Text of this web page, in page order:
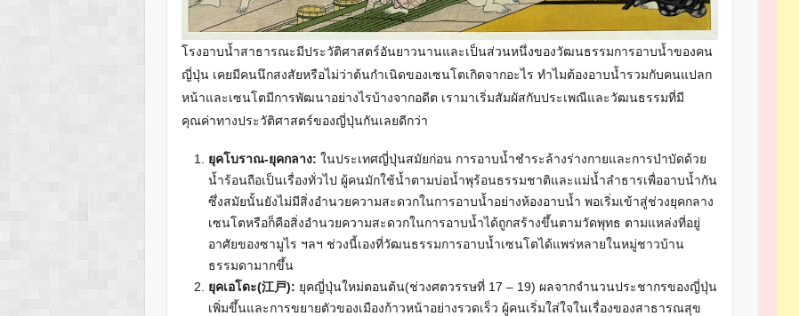
โรงอาบน้ำสาธารณะมีประวัติศาสตร์อันยาวนานและเป็นส่วนหนึ่งของวัฒนธรรมการอาบน้ำของคน
ญี่ปุ่น เคยมีคนนึกสงสัยหรือไม่ว่าต้นกำเนิดของเซนโตเกิดจากอะไร ทำไมต้องอาบน้ำรวมกับคนแปลก
หน้าและเซนโตมีการพัฒนาอย่างไรบ้างจากอดีต เรามาเริ่มสัมผัสกับประเพณีและวัฒนธรรมที่มี
คุณค่าทางประวัติศาสตร์ของญี่ปุ่นกันเลยดีกว่า
ยุคโบราณ-ยุคกลาง: ในประเทศญี่ปุ่นสมัยก่อน การอาบน้ำชำระล้างร่างกายและการบำบัดด้วย
น้ำร้อนถือเป็นเรื่องทั่วไป ผู้คนมักใช้น้ำตามบ่อน้ำพุร้อนธรรมชาติและแม่น้ำลำธารเพื่ออาบน้ำกัน
ซึ่งสมัยนั้นยังไม่มีสิ่งอำนวยความสะดวกในการอาบน้ำอย่างห้องอาบน้ำ พอเริ่มเข้าสู่ช่วงยุคกลาง
เซนโตหรือก็คือสิ่งอำนวยความสะดวกในการอาบน้ำได้ถูกสร้างขึ้นตามวัดพุทธ ตามแหล่งที่อยู่
อาศัยของซามูไร ฯลฯ ช่วงนี้เองที่วัฒนธรรมการอาบน้ำเซนโตได้แพร่หลายในหมู่ชาวบ้าน
ธรรมดามากขึ้น
ยุคเอโดะ(江戸): ยุคญี่ปุ่นใหม่ตอนต้น(ช่วงศตวรรษที่ 17 – 19) ผลจากจำนวนประชากรของญี่ปุ่น
เพิ่มขึ้นและการขยายตัวของเมืองก้าวหน้าอย่างรวดเร็ว ผู้คนเริ่มใส่ใจในเรื่องของสาธารณสุข